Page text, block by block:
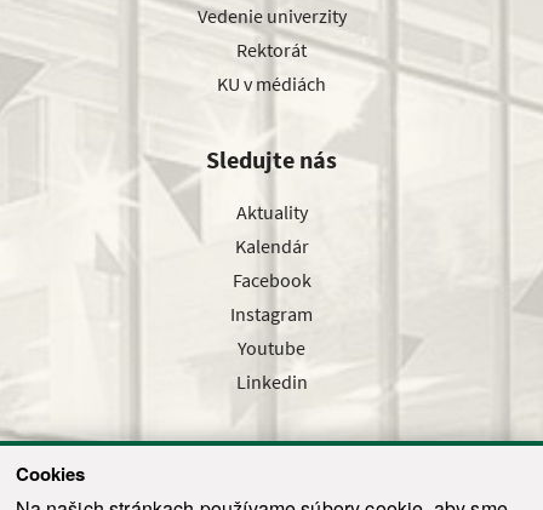
Cookies
Vedenie univerzity
Rektorát
KU v médiách
Sledujte nás
Aktuality
Kalendár
Facebook
Instagram
Youtube
Linkedin